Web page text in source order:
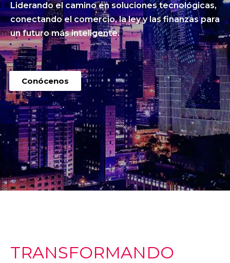
Liderando el camino en soluciones tecnológicas,
conectando el comercio, la ley y las finanzas para
un futuro más inteligente.
Conócenos
TRANSFORMANDO